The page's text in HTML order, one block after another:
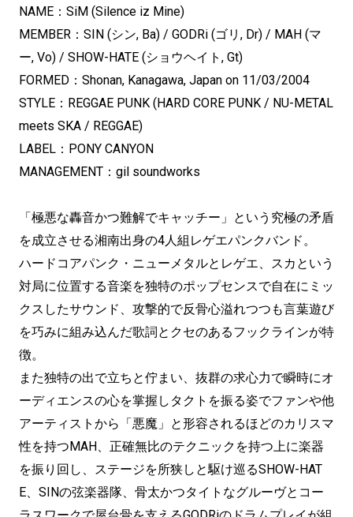
NAME：SiM (Silence iz Mine)
MEMBER：SIN (シン, Ba) / GODRi (ゴリ, Dr) / MAH (マ
ー, Vo) / SHOW-HATE (ショウヘイト, Gt)
FORMED：Shonan, Kanagawa, Japan on 11/03/2004
STYLE：REGGAE PUNK (HARD CORE PUNK / NU-METAL
meets SKA / REGGAE)
LABEL：PONY CANYON
MANAGEMENT：gil soundworks
「極悪な轟音かつ難解でキャッチー」という究極の矛盾
を成立させる湘南出身の4人組レゲエパンクバンド。
ハードコアパンク・ニューメタルとレゲエ、スカという
対局に位置する音楽を独特のポップセンスで自在にミッ
クスしたサウンド、攻撃的で反骨心溢れつつも言葉遊び
を巧みに組み込んだ歌詞とクセのあるフックラインが特
徴。
また独特の出で立ちと佇まい、抜群の求心力で瞬時にオ
ーディエンスの心を掌握しタクトを振る姿でファンや他
アーティストから「悪魔」と形容されるほどのカリスマ
性を持つMAH、正確無比のテクニックを持つ上に楽器
を振り回し、ステージを所狭しと駆け巡るSHOW-HAT
E、SINの弦楽器隊、骨太かつタイトなグルーヴとコー